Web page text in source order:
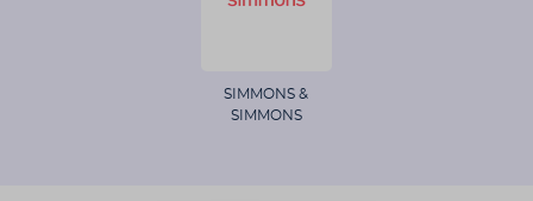
SIMMONS &
SIMMONS